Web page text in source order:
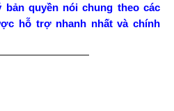
quyền nói chung theo các
hỗ trợ nhanh nhất và chính